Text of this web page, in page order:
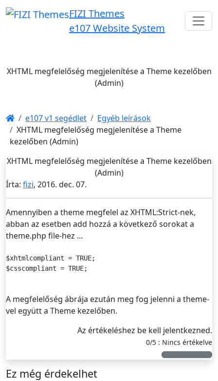
FIZI Themes
e107 Website System
XHTML megfelelőség megjelenítése a Theme kezelőben
(Admin)
e107 v1 segédlet
Egyéb leírások
XHTML megfelelőség megjelenítése a Theme
kezelőben (Admin)
XHTML megfelelőség megjelenítése a Theme kezelőben
(Admin)
Írta: fizi, 2016. dec. 07.
Amennyiben a theme megfelel az XHTML:Strict-nek,
abban az esetben add hozzá a következő sorokat a
theme.php file-hez ...
$xhtmlcompliant = TRUE;
$csscompliant = TRUE;
A megfelelőség ábrája ezután meg fog jelenni a theme-
vel együtt a Theme kezelőben.
Az értékeléshez be kell jelentkezned.
0/5 : Nincs értékelve
Ez még érdekelhet